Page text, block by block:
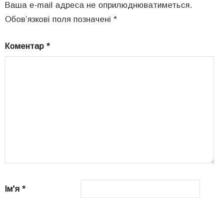
Ваша e-mail адреса не оприлюднюватиметься.
Обов’язкові поля позначені *
Коментар *
Ім'я *